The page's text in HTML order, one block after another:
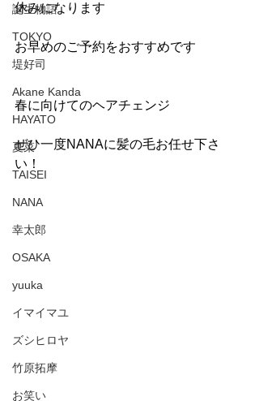
誕生物語
TOKYO
堤好司
Akane Kanda
HAYATO
夏菜
TAISEI
NANA
幸太郎
OSAKA
yuuka
イマイマユ
ズシヒロヤ
竹原拓摩
お笑い
休みになります
お早めのご予約をおすすめです
春に向けてのヘアチェンジ
ぜひ一度NANAに髪の毛お任せ下さ
い！